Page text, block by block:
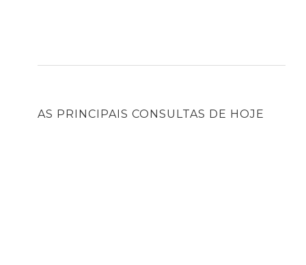
AS PRINCIPAIS CONSULTAS DE HOJE